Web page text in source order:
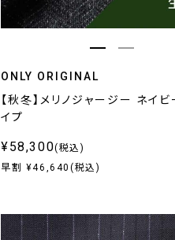
ONLY ORIGINAL
【秋冬】メリノジャージー ネイビ
イプ
¥58,300(税込)
早割 ¥46,640(税込)